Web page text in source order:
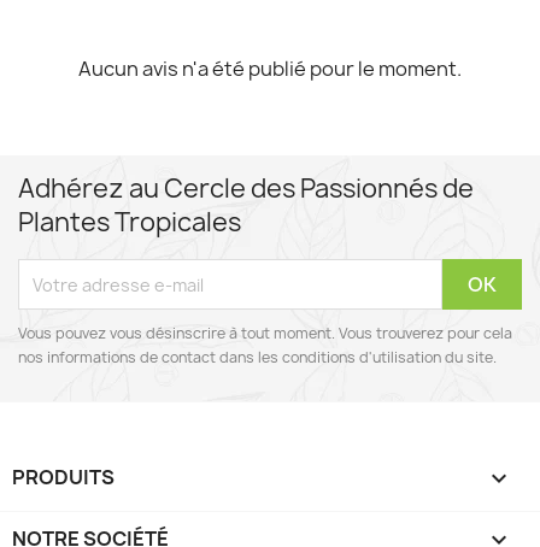
Aucun avis n'a été publié pour le moment.
Adhérez au Cercle des Passionnés de
Plantes Tropicales
Vous pouvez vous désinscrire à tout moment. Vous trouverez pour cela
nos informations de contact dans les conditions d'utilisation du site.
PRODUITS 
NOTRE SOCIÉTÉ 